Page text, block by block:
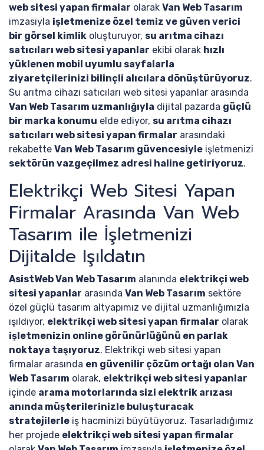
web sitesi yapan firmalar olarak Van Web Tasarım
imzasıyla işletmenize özel temiz ve güven verici
bir görsel kimlik oluşturuyor, su arıtma cihazı
satıcıları web sitesi yapanlar ekibi olarak hızlı
yüklenen mobil uyumlu sayfalarla
ziyaretçilerinizi bilinçli alıcılara dönüştürüyoruz.
Su arıtma cihazı satıcıları web sitesi yapanlar arasında
Van Web Tasarım uzmanlığıyla dijital pazarda güçlü
bir marka konumu elde ediyor, su arıtma cihazı
satıcıları web sitesi yapan firmalar arasındaki
rekabette Van Web Tasarım güvencesiyle işletmenizi
sektörün vazgeçilmez adresi haline getiriyoruz.
Elektrikçi Web Sitesi Yapan
Firmalar Arasında Van Web
Tasarım ile İşletmenizi
Dijitalde Işıldatın
AsistWeb Van Web Tasarım alanında elektrikçi web
sitesi yapanlar arasında Van Web Tasarım sektöre
özel güçlü tasarım altyapımız ve dijital uzmanlığımızla
ışıldıyor, elektrikçi web sitesi yapan firmalar olarak
işletmenizin online görünürlüğünü en parlak
noktaya taşıyoruz. Elektrikçi web sitesi yapan
firmalar arasında en güvenilir çözüm ortağı olan Van
Web Tasarım olarak, elektrikçi web sitesi yapanlar
içinde arama motorlarında sizi elektrik arızası
anında müşterilerinizle buluşturacak
stratejilerle iş hacminizi büyütüyoruz. Tasarladığımız
her projede elektrikçi web sitesi yapan firmalar